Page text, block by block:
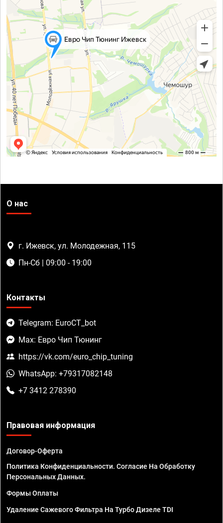
О нас
г. Ижевск, ул. Молодежная, 115
Пн-Сб | 09:00 - 19:00
Контакты
Telegram: EuroCT_bot
Max: Евро Чип Тюнинг
https://vk.com/euro_chip_tuning
WhatsApp: +79317082148
+7 3412 278390
Правовая информация
Договор-Оферта
Политика Конфиденциальности. Согласие На Обработку
Персональных Данных.
Формы Оплаты
Удаление Сажевого Фильтра На Турбо Дизеле TDI